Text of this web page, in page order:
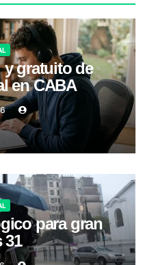
y gratuito de
en CABA
para gran
31